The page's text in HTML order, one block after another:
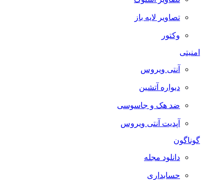
تصاویر لایه باز
وکتور
امنیتی
آنتی ویروس
دیواره آتشین
ضد هک و جاسوسی
آپدیت آنتی ویروس
گوناگون
دانلود مجله
حسابداری